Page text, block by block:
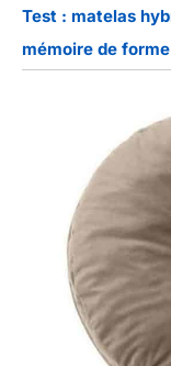
Test : matelas
mémoire de forme